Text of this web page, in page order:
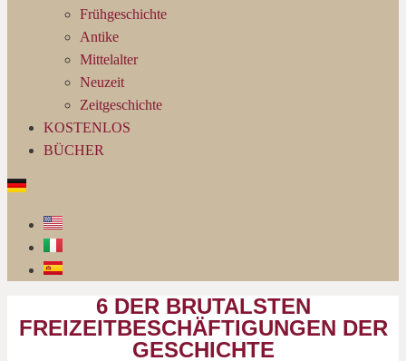
Frühgeschichte
Antike
Mittelalter
Neuzeit
Zeitgeschichte
KOSTENLOS
BÜCHER
6 DER BRUTALSTEN
FREIZEITBESCHÄFTIGUNGEN DER
GESCHICHTE